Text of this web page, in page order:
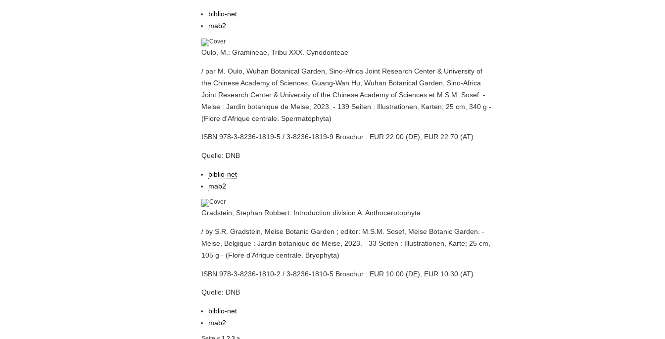
biblio-net
mab2
Oulo, M.: Gramineae, Tribu XXX. Cynodonteae
/ par M. Oulo, Wuhan Botanical Garden, Sino-Africa Joint Research Center & University of
the Chinese Academy of Sciences; Guang-Wan Hu, Wuhan Botanical Garden, Sino-Africa
Joint Research Center & University of the Chinese Academy of Sciences et M.S.M. Sosef. -
Meise : Jardin botanique de Meise, 2023. - 139 Seiten : Illustrationen, Karten; 25 cm, 340 g -
(Flore d'Afrique centrale. Spermatophyta)
ISBN 978-3-8236-1819-5 / 3-8236-1819-9 Broschur : EUR 22.00 (DE), EUR 22.70 (AT)
Quelle: DNB
biblio-net
mab2
Gradstein, Stephan Robbert: Introduction division A. Anthocerotophyta
/ by S.R. Gradstein, Meise Botanic Garden ; editor: M.S.M. Sosef, Meise Botanic Garden. -
Meise, Belgique : Jardin botanique de Meise, 2023. - 33 Seiten : Illustrationen, Karte; 25 cm,
105 g - (Flore d’Afrique centrale. Bryophyta)
ISBN 978-3-8236-1810-2 / 3-8236-1810-5 Broschur : EUR 10.00 (DE), EUR 10.30 (AT)
Quelle: DNB
biblio-net
mab2